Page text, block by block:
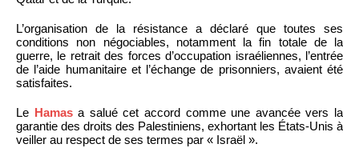
L’organisation de la résistance a déclaré que toutes ses
conditions non négociables, notamment la fin totale de la
guerre, le retrait des forces d’occupation israéliennes, l’entrée
de l’aide humanitaire et l’échange de prisonniers, avaient été
satisfaites.
Le Hamasa salué cet accord comme une avancée vers la
garantie des droits des Palestiniens, exhortant les États-Unis à
veiller au respect de ses termes par « Israël ».